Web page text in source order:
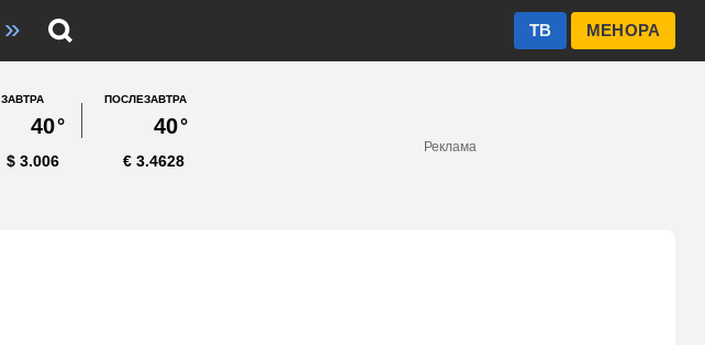
» МЕНОРА
ТВ
ЗАВТРА
40°
ПОСЛЕЗАВТРА
40°
3.006
$ 3.4628
€
Реклама